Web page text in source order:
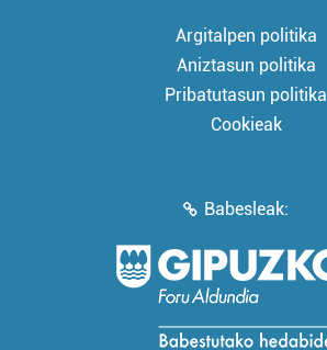
Argitalpen politika
Aniztasun politika
Pribatutasun politika
Cookieak
Babesleak: